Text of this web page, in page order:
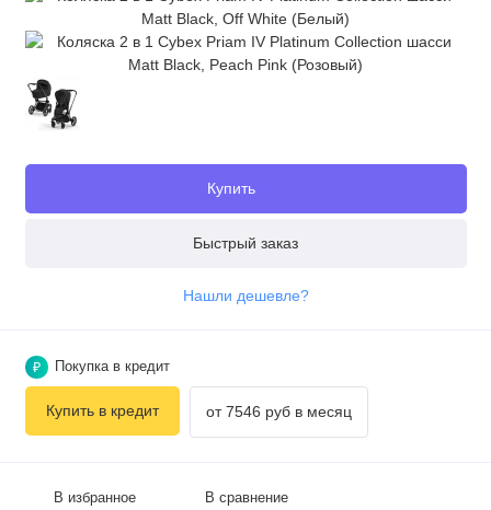
Купить
Быстрый заказ
Нашли дешевле?
В избранное В сравнение
₽ Покупка в кредит
Купить в кредит от 7546 руб в месяц